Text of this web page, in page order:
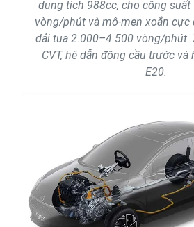
dung tích 988cc, cho công suất
vòng/phút và mô-men xoắn cực
dải tua 2.000–4.500 vòng/phút.
CVT, hệ dẫn động cầu trước
E20.